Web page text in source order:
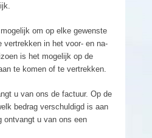
om op elke gewenste
vertrekken in het voor- en na-
is het mogelijk op de
te komen of te vertrekken.
u van ons de factuur. Op de
bedrag verschuldigd is aan
ontvangt u van ons een